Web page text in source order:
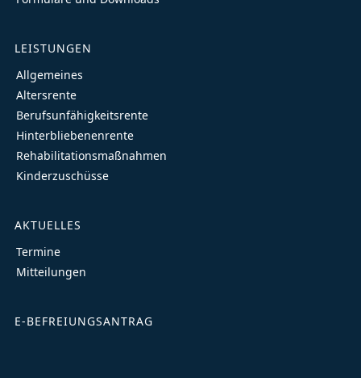
LEISTUNGEN
Allgemeines
Altersrente
Berufsunfähigkeitsrente
Hinterbliebenenrente
Rehabilitationsmaßnahmen
Kinderzuschüsse
AKTUELLES
Termine
Mitteilungen
E-BEFREIUNGSANTRAG